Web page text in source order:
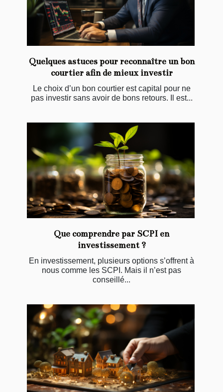
Quelques astuces pour reconnaître un bon
courtier afin de mieux investir
Le choix d’un bon courtier est capital pour ne
pas investir sans avoir de bons retours. Il est...
Que comprendre par SCPI en
investissement ?
En investissement, plusieurs options s’offrent à
nous comme les SCPI. Mais il n’est pas
conseillé...